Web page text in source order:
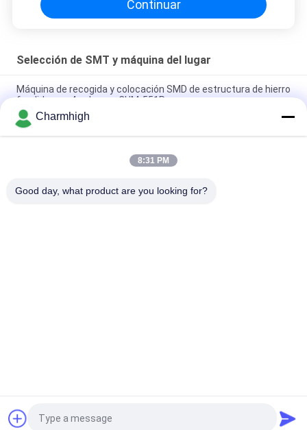
Continuar
Selección de SMT y máquina del lugar
Máquina de recogida y colocación SMD de estructura de hierro
fundido con 4 cabezas CHM-551P
Máquina de colocación y recogida SMT TC06 de diseño
estrecho y alta precisión, 6 cabezales, compatible con 01005
La máquina de montaje de chips SMT para fabricación de
Solicitar una cotización
Charmhigh
8:31 PM
Good day, what product are you looking for?